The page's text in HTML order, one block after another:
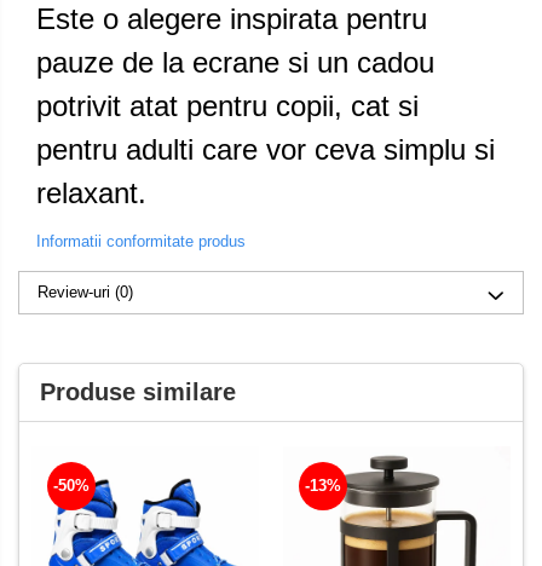
Este o alegere inspirata pentru
pauze de la ecrane si un cadou
potrivit atat pentru copii, cat si
pentru adulti care vor ceva simplu si
relaxant.
Informatii conformitate produs
Review-uri (0)
Produse similare
-50% -13%